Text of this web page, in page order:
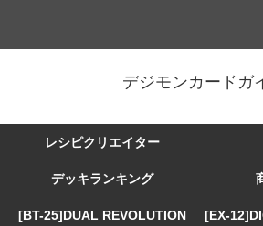
デジモンカードガ
レシピクリエイター
デッキランキング
[BT-25]DUAL REVOLUTION